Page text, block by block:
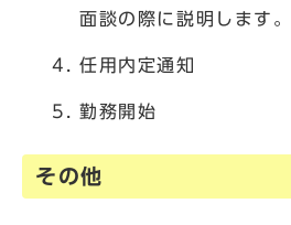
面談の際に説明します。
任用内定通知
勤務開始
その他